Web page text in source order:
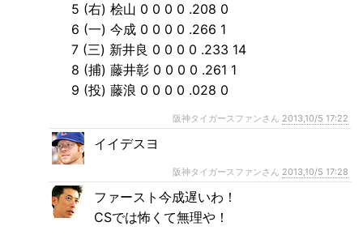
5 (右) 桧山 0 0 0 0 .208 0
6 (一) 今成 0 0 0 0 .266 1
7 (三) 新井良 0 0 0 0 .233 14
8 (捕) 藤井彰 0 0 0 0 .261 1
9 (投) 藤浪 0 0 0 0 .028 0
阪神タイガースファンさん 2013,10/5 17:22
イイデスヨ
阪神タイガースファンさん 2013,10/5 17:28
ファースト今成遅いわ！
CSでは怖くて無理や！